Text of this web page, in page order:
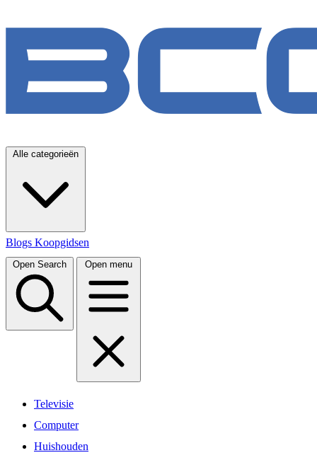
Alle categorieën
Blogs Koopgidsen
Open Search Open menu
Televisie
Computer
Huishouden